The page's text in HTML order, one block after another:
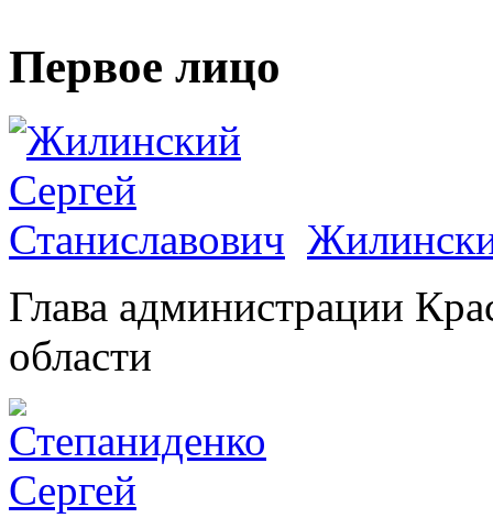
Первое лицо
Глава администрации
области